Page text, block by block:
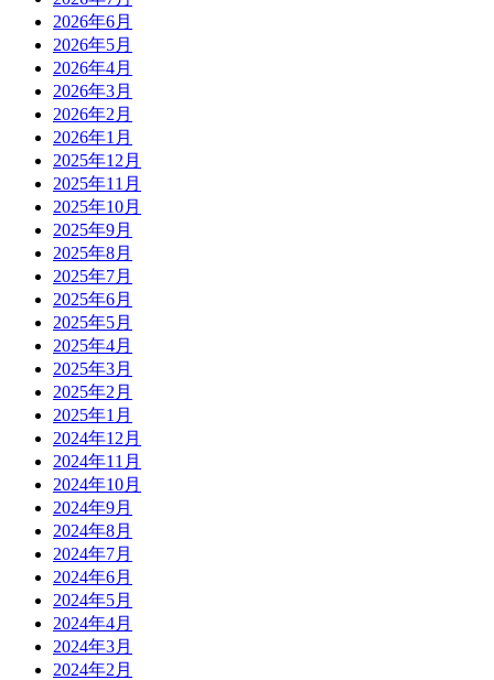
2026年6月
2026年5月
2026年4月
2026年3月
2026年2月
2026年1月
2025年12月
2025年11月
2025年10月
2025年9月
2025年8月
2025年7月
2025年6月
2025年5月
2025年4月
2025年3月
2025年2月
2025年1月
2024年12月
2024年11月
2024年10月
2024年9月
2024年8月
2024年7月
2024年6月
2024年5月
2024年4月
2024年3月
2024年2月